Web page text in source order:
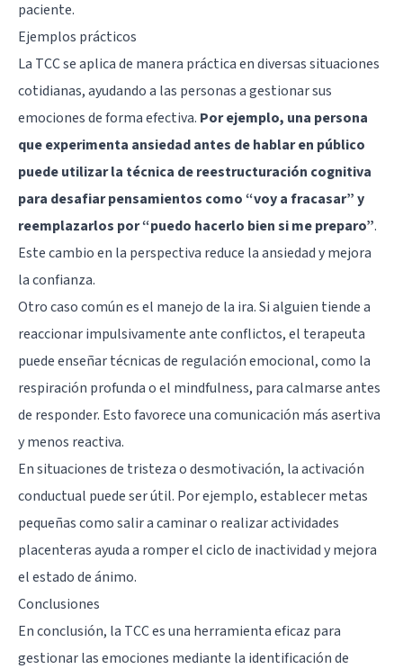
paciente.
Ejemplos prácticos
La TCC se aplica de manera práctica en diversas situaciones
cotidianas, ayudando a las personas a gestionar sus
emociones de forma efectiva. Por ejemplo, una persona
que experimenta ansiedad antes de hablar en público
puede utilizar la técnica de reestructuración cognitiva
para desafiar pensamientos como “voy a fracasar” y
reemplazarlos por “puedo hacerlo bien si me preparo”.
Este cambio en la perspectiva reduce la ansiedad y mejora
la confianza.
Otro caso común es el manejo de la ira. Si alguien tiende a
reaccionar impulsivamente ante conflictos, el terapeuta
puede enseñar técnicas de regulación emocional, como la
respiración profunda o el mindfulness, para calmarse antes
de responder. Esto favorece una comunicación más asertiva
y menos reactiva.
En situaciones de tristeza o desmotivación, la activación
conductual puede ser útil. Por ejemplo, establecer metas
pequeñas como salir a caminar o realizar actividades
placenteras ayuda a romper el ciclo de inactividad y mejora
el estado de ánimo.
Conclusiones
En conclusión, la TCC es una herramienta eficaz para
gestionar las emociones mediante la identificación de